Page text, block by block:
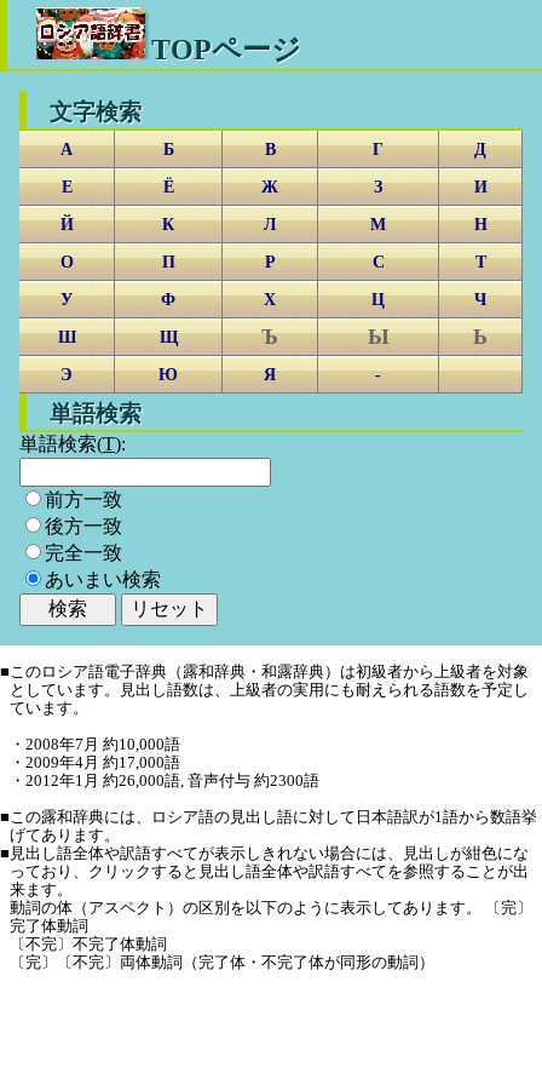
TOPページ
文字検索
А Б В Г Д
Е Ё Ж З И
Й К Л М Н
О П Р С Т
У Ф Х Ц Ч
Ш Щ Ъ Ы Ь
Э Ю Я -
単語検索
単語検索(T):
前方一致
後方一致
完全一致
あいまい検索
■このロシア語電子辞典（露和辞典・和露辞典）は初級者から上級者を対象
としています。見出し語数は、上級者の実用にも耐えられる語数を予定し
ています。
・2008年7月 約10,000語
・2009年4月 約17,000語
・2012年1月 約26,000語, 音声付与 約2300語
■この露和辞典には、ロシア語の見出し語に対して日本語訳が1語から数語挙
げてあります。
■ 見出し語全体や訳語すべてが表示しきれない場合には、見出しが紺色にな
っており、クリックすると見出し語全体や訳語すべてを参照することが出
来ます。
動詞の体（アスペクト）の区別を以下のように表示してあります。 〔完〕
完了体動詞
〔不完〕不完了体動詞
〔完〕〔不完〕両体動詞（完了体・不完了体が同形の動詞）